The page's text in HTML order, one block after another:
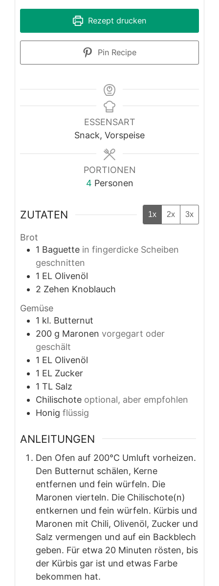
Rezept drucken
Pin Recipe
ESSENSART
Snack, Vorspeise
PORTIONEN
4 Personen
ZUTATEN 1x 2x 3x
Brot
1 Baguette in fingerdicke Scheiben
geschnitten
1 EL Olivenöl
2 Zehen Knoblauch
Gemüse
1 kl. Butternut
200 g Maronen vorgegart oder
geschält
1 EL Olivenöl
1 EL Zucker
1 TL Salz
Chilischote optional, aber empfohlen
Honig flüssig
ANLEITUNGEN
Den Ofen auf 200°C Umluft vorheizen.
Den Butternut schälen, Kerne
entfernen und fein würfeln. Die
Maronen vierteln. Die Chilischote(n)
entkernen und fein würfeln. Kürbis und
Maronen mit Chili, Olivenöl, Zucker und
Salz vermengen und auf ein Backblech
geben. Für etwa 20 Minuten rösten, bis
der Kürbis gar ist und etwas Farbe
bekommen hat.